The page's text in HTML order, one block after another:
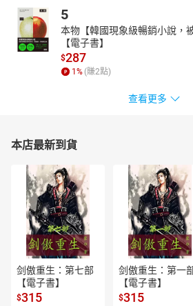
5
本物【韓國現象級暢銷小說，
【電子書】
$287
1 % (賺2點)
查看更多
本店最新到貨
剑傲重生：第七部
【電子書】
$315
剑傲重生：第一
【電子書】
$315